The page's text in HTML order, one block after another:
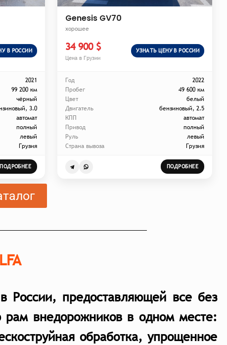
В РОССИИ
2021
99 200 км
чёрный
3.0
автомат
полный
левый
Грузия
ПОДРОБНЕЕ
Genesis GV70
хорошее
34 900 $
Цена в Грузии
УЗНАТЬ ЦЕНУ В РОССИИ
Год
2022
Пробег
49 600 км
Цвет
белый
Двигатель
бензиновый, 2.5
КПП
автомат
Привод
полный
Руль
левый
Страна вывоза
Грузия
ПОДРОБНЕЕ
России, предоставляющей все без
рам внедорожников в одном месте:
обработка, упрощенное